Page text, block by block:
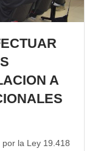
A
la Ley 19.418